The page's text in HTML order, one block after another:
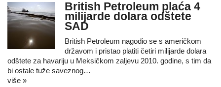
British Petroleum plaća 4
milijarde dolara odštete
SAD
British Petroleum nagodio se s američkom
državom i pristao platiti četiri milijarde dolara
odštete za havariju u Meksičkom zaljevu 2010. godine, s tim da
bi ostale tuže saveznog…
više »